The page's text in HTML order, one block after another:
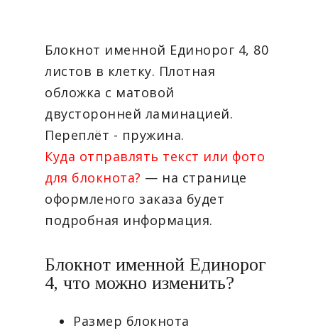
Блокнот именной Единорог 4, 80
листов в клетку. Плотная
обложка с матовой
двусторонней ламинацией.
Переплёт - пружина.
Куда отправлять текст или фото
для блокнота? — на странице
оформленого заказа будет
подробная информация.
Блокнот именной Единорог
4, что можно изменить?
Размер блокнота